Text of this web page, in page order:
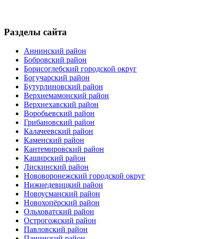
Разделы сайта
Аннинский район
Бобровский район
Борисоглебский городской округ
Богучарский район
Бутурлиновский район
Верхнемамонский район
Верхнехавский район
Воробьевский район
Грибановский район
Калачеевский район
Каменский район
Кантемировский район
Каширский район
Лискинский район
Нововоронежский городской округ
Нижнедевицкий район
Новоусманский район
Новохопёрский район
Ольховатский район
Острогожский район
Павловский район